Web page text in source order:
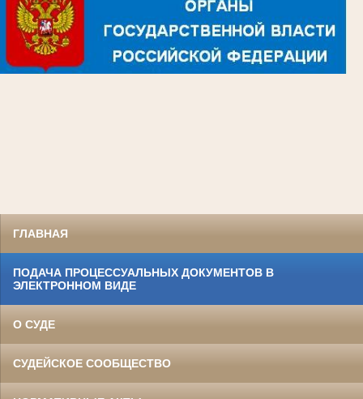
ГЛАВНАЯ
ПОДАЧА ПРОЦЕССУАЛЬНЫХ ДОКУМЕНТОВ В
ЭЛЕКТРОННОМ ВИДЕ
О СУДЕ
СУДЕЙСКОЕ СООБЩЕСТВО